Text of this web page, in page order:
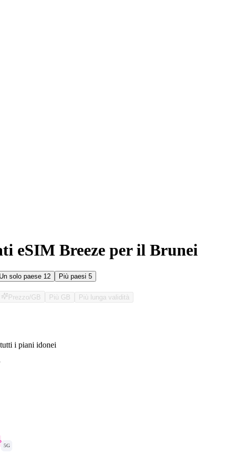
eSIM Breeze per il Brunei
Un solo paese 12 Più paesi 5
Prezzo/GB Più GB Più lunga validità
i piani idonei
5G